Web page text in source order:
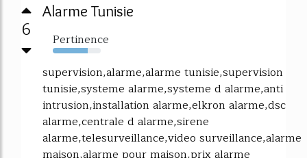
6
Alarme Tunisie
Pertinence
73%
supervision,alarme,alarme tunisie,supervision
tunisie,systeme alarme,systeme d alarme,anti
intrusion,installation alarme,elkron alarme,dsc
alarme,centrale d alarme,sirene
alarme,telesurveillance,video surveillance,alarme